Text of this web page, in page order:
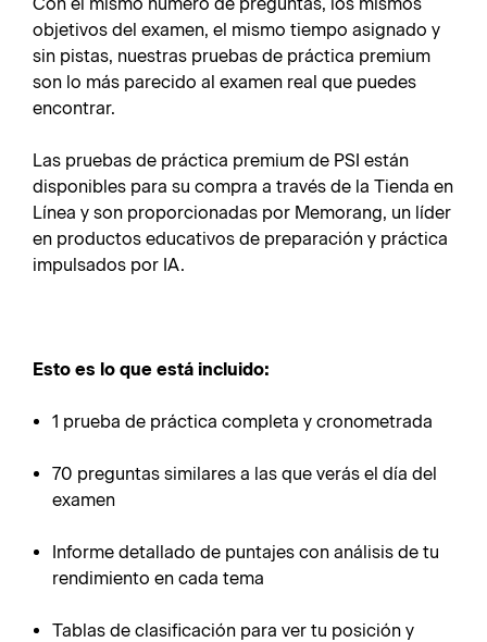
objetivos del examen, el mismo tiempo asignado y
sin pistas, nuestras pruebas de práctica premium
son lo más parecido al examen real que puedes
encontrar.
Las pruebas de práctica premium de PSI están
disponibles para su compra a través de la Tienda en
Línea y son proporcionadas por Memorang, un líder
en productos educativos de preparación y práctica
impulsados por IA.
Esto es lo que está incluido:
1 prueba de práctica completa y cronometrada
70 preguntas similares a las que verás el día del
examen
Informe detallado de puntajes con análisis de tu
rendimiento en cada tema
Tablas de clasificación para ver tu posición y